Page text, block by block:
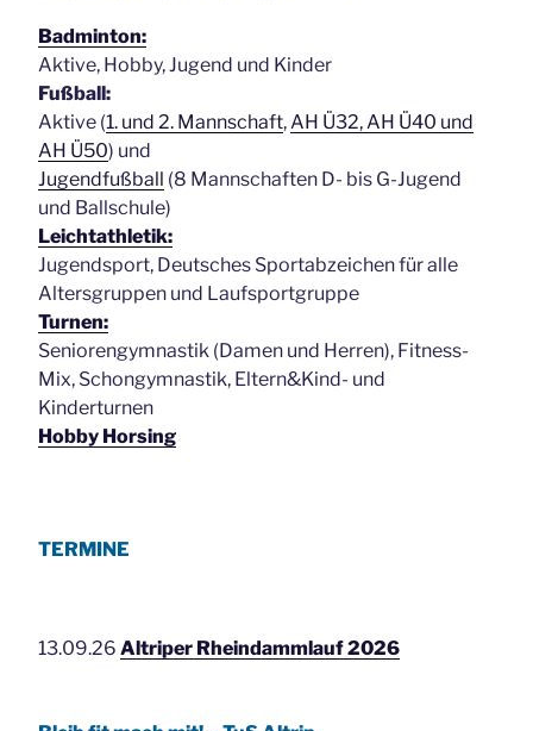
Badminton:
Aktive, Hobby, Jugend und Kinder
Fußball:
Aktive (1. und 2. Mannschaft,AH Ü32, AH Ü40 und
AH Ü50) und
Jugendfußball (8 Mannschaften D- bis G-Jugend
und Ballschule)
Leichtathletik:
Jugendsport, Deutsches Sportabzeichen für alle
Altersgruppen und Laufsportgruppe
Turnen:
Seniorengymnastik (Damen und Herren), Fitness-
Mix, Schongymnastik, Eltern&Kind- und
Kinderturnen
Hobby Horsing
TERMINE
13.09.26 Altriper Rheindammlauf 2026